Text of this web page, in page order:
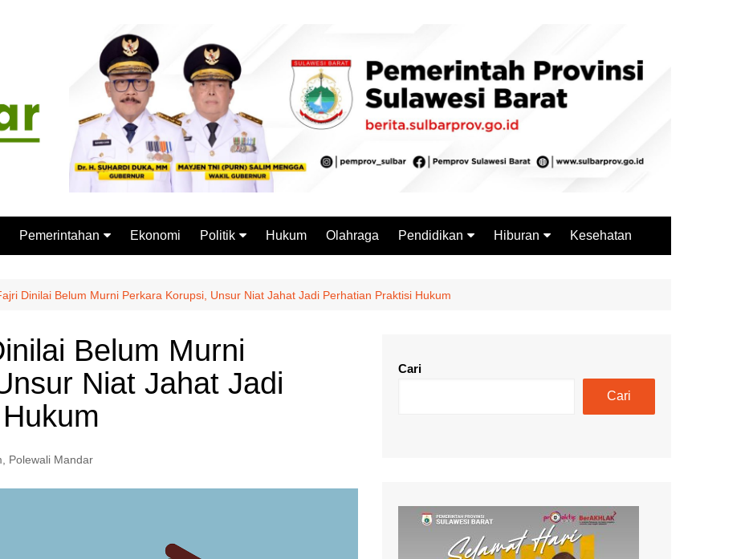
Pemerintahan
Instansi Vertikal
Ekonomi Politik
Pemilu
Hukum Olahraga Pendidikan
Sejarah
Hiburan Kesehatan
Dinilai Belum Murni Perkara Korupsi, Unsur Niat Jahat Jadi Perhatian Praktisi Hukum
Belum Murni
Niat Jahat Jadi
Polewali Mandar
Cari
Cari